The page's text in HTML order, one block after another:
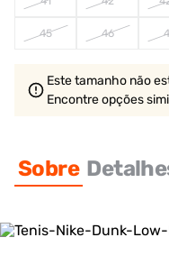
45 46
Este tamanho não
Encontre opções
Sobre